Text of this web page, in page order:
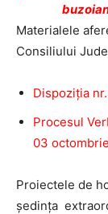
Materialele
Consiliului
Dispoziția
Procesul
03
Proiectele de
ședința